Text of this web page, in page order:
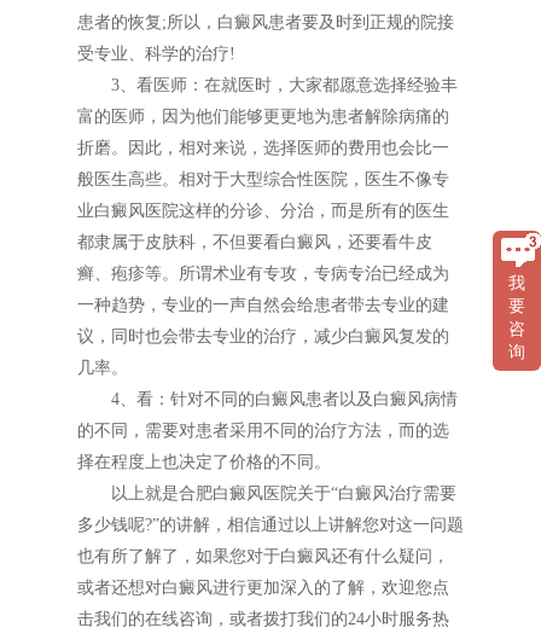
患者的恢复;所以，白癜风患者要及时到正规的院接
受专业、科学的治疗!
3、看医师：在就医时，大家都愿意选择经验丰
富的医师，因为他们能够更更地为患者解除病痛的
折磨。因此，相对来说，选择医师的费用也会比一
般医生高些。相对于大型综合性医院，医生不像专
业白癜风医院这样的分诊、分治，而是所有的医生
都隶属于皮肤科，不但要看白癜风，还要看牛皮
癣、疱疹等。所谓术业有专攻，专病专治已经成为
一种趋势，专业的一声自然会给患者带去专业的建
议，同时也会带去专业的治疗，减少白癜风复发的
几率。
4、看：针对不同的白癜风患者以及白癜风病情
的不同，需要对患者采用不同的治疗方法，而的选
择在程度上也决定了价格的不同。
以上就是合肥白癜风医院关于“白癜风治疗需要
多少钱呢?”的讲解，相信通过以上讲解您对这一问题
也有所了解了，如果您对于白癜风还有什么疑问，
或者还想对白癜风进行更加深入的了解，欢迎您点
击我们的在线咨询，或者拨打我们的24小时服务热
我
要
咨
询